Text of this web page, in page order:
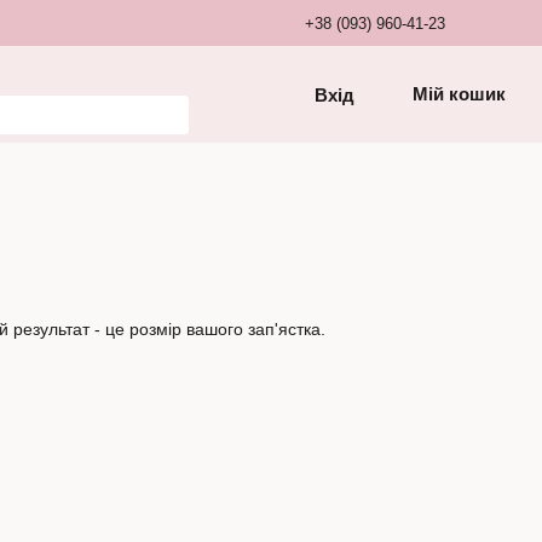
+38 (093) 960-41-23
Вхід
Мій кошик
- це розмір вашого зап'ястка.